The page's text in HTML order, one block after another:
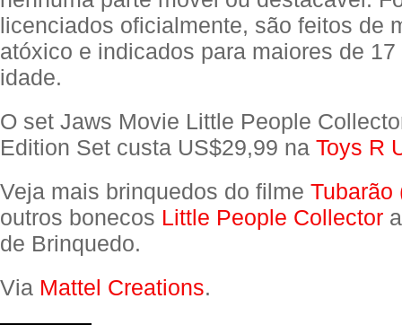
licenciados oficialmente, são feitos de
atóxico e indicados para maiores de
idade.
O set Jaws Movie Little People
Edition Set custa US$29,99 na Toys R
Veja mais brinquedos do filme Tubarão
outros bonecos Little People Collector
de Brinquedo.
Via Mattel Creations.